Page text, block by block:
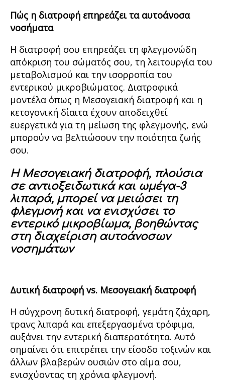
Πώς η διατροφή επηρεάζει τα αυτοάνοσα
νοσήματα
Η διατροφή σου επηρεάζει τη φλεγμονώδη
απόκριση του σώματός σου, τη λειτουργία του
μεταβολισμού και την ισορροπία του
εντερικού μικροβιώματος. Διατροφικά
μοντέλα όπως η Μεσογειακή διατροφή και η
κετογονική δίαιτα έχουν αποδειχθεί
ευεργετικά για τη μείωση της φλεγμονής, ενώ
μπορούν να βελτιώσουν την ποιότητα ζωής
σου.
Η Μεσογειακή διατροφή, πλούσια
σε αντιοξειδωτικά και ωμέγα-3
λιπαρά, μπορεί να μειώσει τη
φλεγμονή και να ενισχύσει το
εντερικό μικροβίωμα, βοηθώντας
στη διαχείριση αυτοάνοσων
νοσημάτων
Δυτική διατροφή vs. Μεσογειακή διατροφή
Η σύγχρονη δυτική διατροφή, γεμάτη ζάχαρη,
τρανς λιπαρά και επεξεργασμένα τρόφιμα,
αυξάνει την εντερική διαπερατότητα. Αυτό
σημαίνει ότι επιτρέπει την είσοδο τοξινών και
άλλων βλαβερών ουσιών στο αίμα σου,
ενισχύοντας τη χρόνια φλεγμονή.